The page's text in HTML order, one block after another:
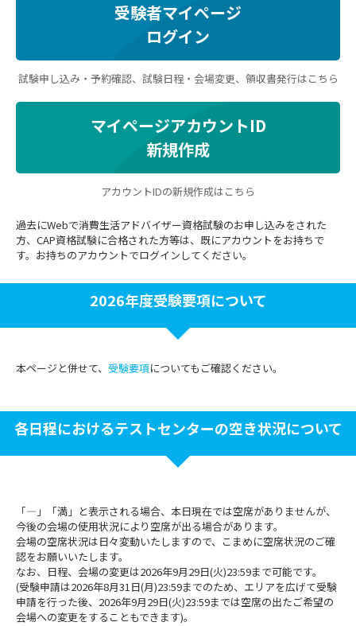
受験者マイページ
ログイン
試験申し込み・予約確認、試験日程・会場変更、領収書発行はこちら
マイページアカウントID
新規作成
アカウントIDの新規作成はこちら
過去にWebで消費生活アドバイザー資格試験のお申し込みをされた
方、CAP資格試験に合格された方等は、既にアカウントをお持ちで
す。お持ちのアカウントでログインしてください。
2026年度受験要項について
本ページと併せて、 受験要項についてもご確認ください。
各日程におけるテストセンターの空き状況について
「―」「満」と表示される場合、本日現在では空席がありませんが、
今後の会場の使用状況により空席が出る場合があります。
会場の空席状況は日々変動いたしますので、こまめに空席状況のご確
認をお願いいたします。
なお、日程、会場の変更は2026年9月29日(火)23:59まで可能です。
(受験申請は2026年8月31日(月)23:59までのため、エリアを広げて受験
申請を行った後、2026年9月29日(火)23:59までは空席の出たご希望の
会場への変更をすることもできます)。